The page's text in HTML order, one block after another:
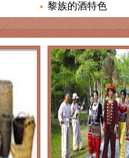
黎族的酒特色